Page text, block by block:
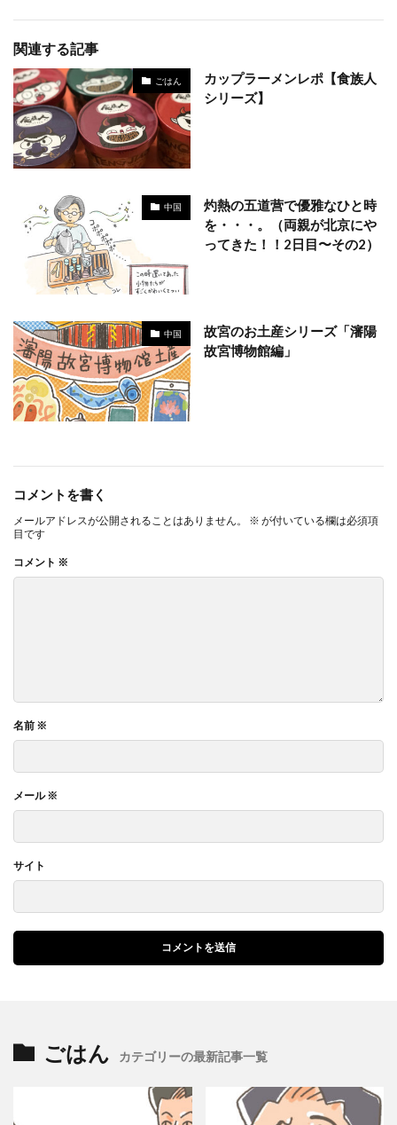
関連する記事
ごはん
カップラーメンレポ【食族人
シリーズ】
中国
灼熱の五道营で優雅なひと時
を・・・。（両親が北京にや
ってきた！！2日目〜その2）
中国
故宮のお土産シリーズ「瀋陽
故宮博物館編」
コメントを書く
メールアドレスが公開されることはありません。 ※ が付いている欄は必須項
目です
コメント ※
名前 ※
メール※
サイト
ごはん カテゴリーの最新記事一覧